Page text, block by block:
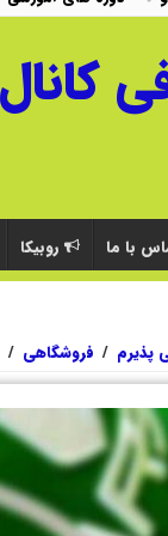
با ما روبیکا
پذیرم / فروشگاهی /